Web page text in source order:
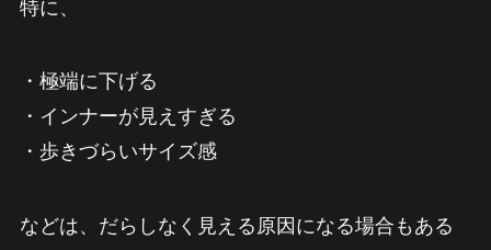
特に、
・極端に下げる
・インナーが見えすぎる
・歩きづらいサイズ感
などは、だらしなく見える原因になる場合もある